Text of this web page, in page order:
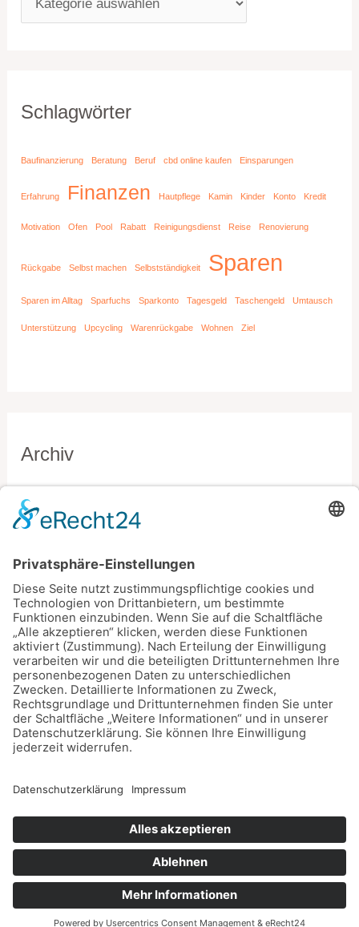
Schlagwörter
Baufinanzierung Beratung Beruf cbd online kaufen Einsparungen
Erfahrung Finanzen Hautpflege Kamin Kinder Konto Kredit
Motivation Ofen Pool Rabatt Reinigungsdienst Reise Renovierung
Rückgabe Selbst machen Selbstständigkeit Sparen
Sparen im Alltag Sparfuchs Sparkonto Tagesgeld Taschengeld Umtausch
Unterstützung Upcycling Warenrückgabe Wohnen Ziel
Archiv
Copyright © 2026 Dein Sparschwein
Datenschutz
Impressum